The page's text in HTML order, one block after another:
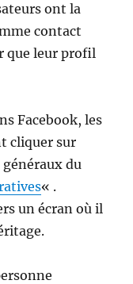
ont la
contact
que leur profil
Facebook, les
cliquer sur
du
« .
un écran où il